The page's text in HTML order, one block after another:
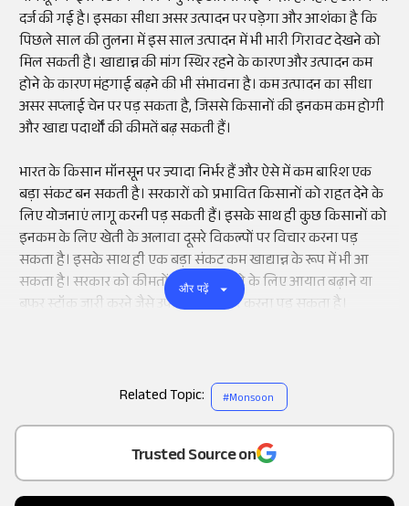
as a
Trusted Source on
दर्ज की गई है। इसका सीधा असर उत्पादन पर पड़ेगा और आशंका है कि
पिछले साल की तुलना में इस साल उत्पादन में भी भारी गिरावट देखने को
मिल सकती है। खाद्यान्न की मांग स्थिर रहने के कारण और उत्पादन कम
होने के कारण मंहगाई बढ़ने की भी संभावना है। कम उत्पादन का सीधा
असर सप्लाई चेन पर पड़ सकता है, जिससे किसानों की इनकम कम होगी
और खाद्य पदार्थों की कीमतें बढ़ सकती हैं।
भारत के किसान मॉनसून पर ज्यादा निर्भर हैं और ऐसे में कम बारिश एक
बड़ा संकट बन सकती है। सरकारों को प्रभावित किसानों को राहत देने के
लिए योजनाएं लागू करनी पड़ सकती हैं। इसके साथ ही कुछ किसानों को
इनकम के लिए खेती के अलावा दूसरे विकल्पों पर विचार करना पड़
सकता है। इसके साथ ही एक बड़ा संकट कम खाद्यान्न के रूप में भी आ
सकता है। सरकार को कीमतों को स्थिर करने के लिए आयात बढ़ाने या
बफर स्टॉक जारी करने जैसे उपायों पर विचार करना पड़ सकता है।
और पढ़ें
Related Topic: #Monsoon